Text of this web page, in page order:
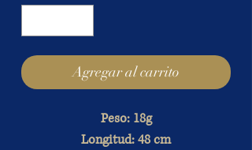
Agregar al carrito
Peso: 18g
Longitud: 48 cm